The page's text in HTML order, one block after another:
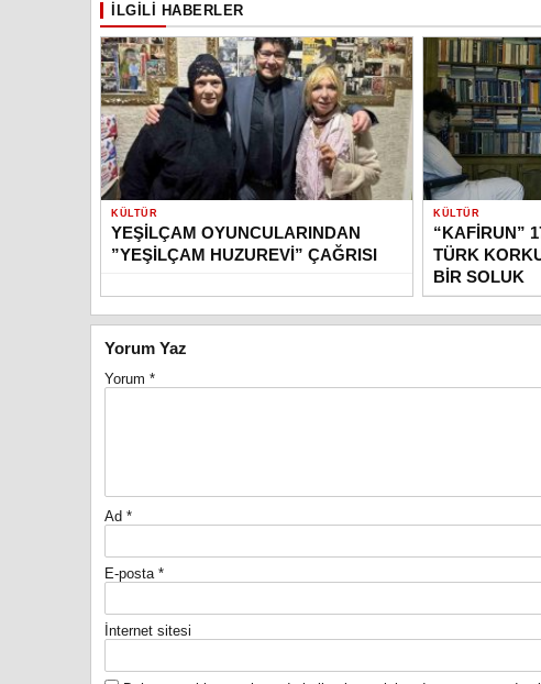
İLGILI HABERLER
KÜLTÜR
YEŞİLÇAM OYUNCULARINDAN
”YEŞİLÇAM HUZUREVİ” ÇAĞRISI
KÜLTÜR
“KAFİRUN”
TÜRK
BİR SOLUK
Yorum Yaz
Yorum *
Ad *
E-posta *
İnternet sitesi